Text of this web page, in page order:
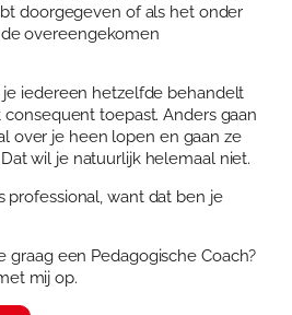
doorgegeven of als het onder
overeengekomen
je iedereen hetzelfde behandelt
toepast. Anders gaan
over je heen lopen en gaan ze
wil je natuurlijk helemaal niet.
professional, want dat ben je
graag een Pedagogische Coach?
mij op.